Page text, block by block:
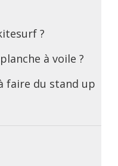
?
à voile ?
faire du stand up